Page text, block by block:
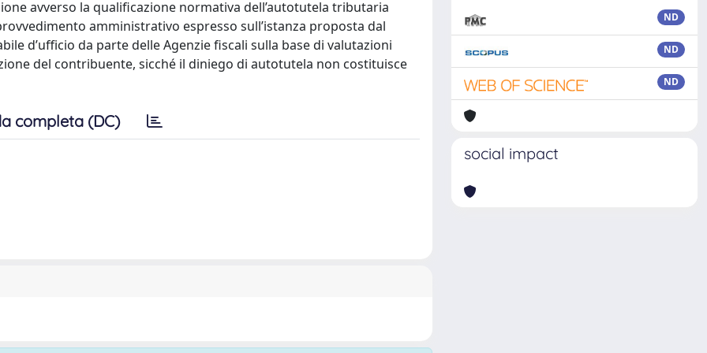
avverso la qualificazione normativa dell’autotutela tributaria
amministrativo espresso sull’istanza proposta dal
d’ufficio da parte delle Agenzie fiscali sulla base di valutazioni
del contribuente, sicché il diniego di autotutela non costituisce
completa (DC)
ND
ND
ND
social impact